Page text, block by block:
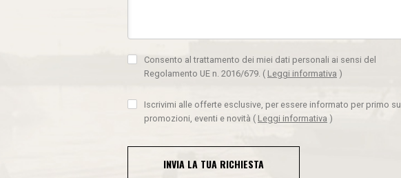
Consento al trattamento dei miei dati personali ai sensi del
Regolamento UE n. 2016/679. ( Leggi informativa )
Iscrivimi alle offerte esclusive, per essere informato per primo su
promozioni, eventi e novità ( Leggi informativa )
INVIA LA TUA RICHIESTA